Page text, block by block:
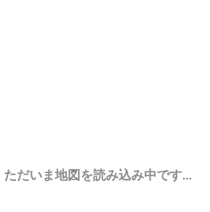
ただいま地図を読み込み中です...